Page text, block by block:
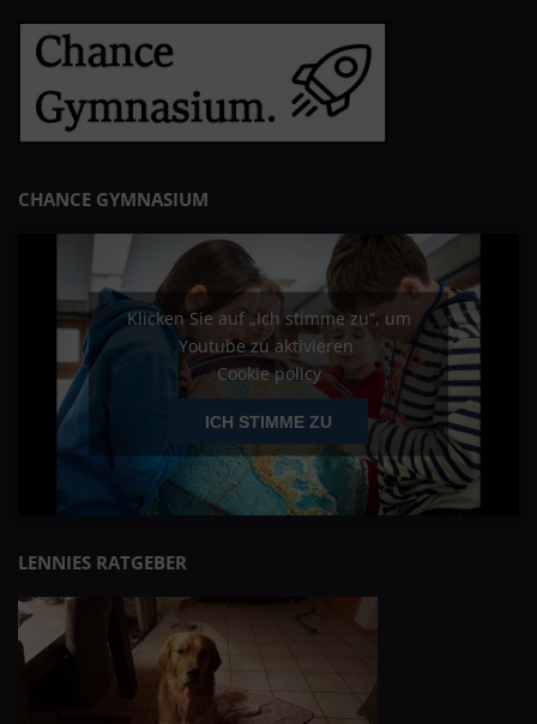
CHANCE GYMNASIUM
Klicken Sie auf „Ich stimme zu“, um
Youtube zu aktivieren
Cookie policy
ICH STIMME ZU
LENNIES RATGEBER